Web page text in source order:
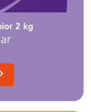
2 kg